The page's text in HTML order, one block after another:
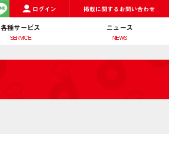
各種サービス
SERVICE
ニュース
NEWS
ログイン 掲載に関するお問い合わせ